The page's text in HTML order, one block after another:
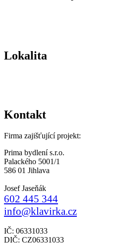
Lokalita
Kontakt
Firma zajišťující projekt:
Prima bydlení s.r.o.
Palackého 5001/1
586 01 Jihlava
Josef Jaseňák
602 445 344
info@klavirka.cz
IČ: 06331033
DIČ: CZ06331033